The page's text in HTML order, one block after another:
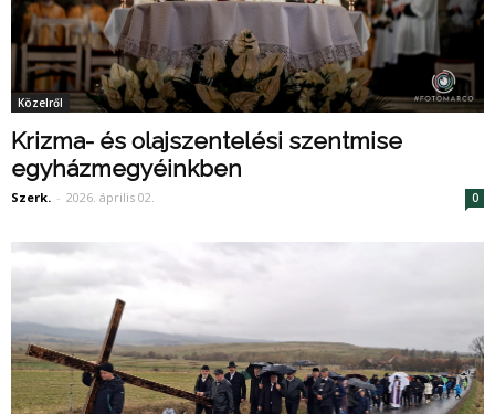
Közelről
Krizma- és olajszentelési szentmise
egyházmegyéinkben
Szerk. - 2026. április 02. 0